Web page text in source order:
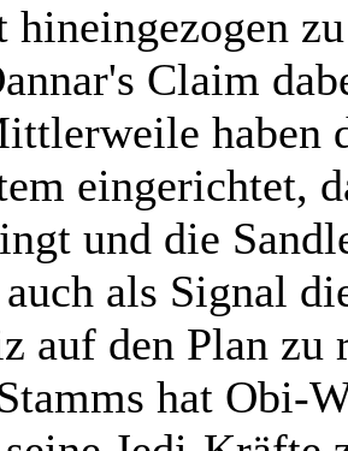
hineingezogen
Claim
haben
eingerichtet,
und die
als Signal
auf den Plan zu
hat Obi-